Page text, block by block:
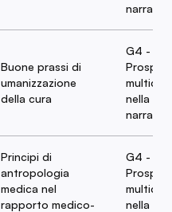
narrativa
Buone prassi di
umanizzazione
della cura
G4 -
nella
narrativa
Principi di
antropologia
medica nel
rapporto medico-
G4 -
nella